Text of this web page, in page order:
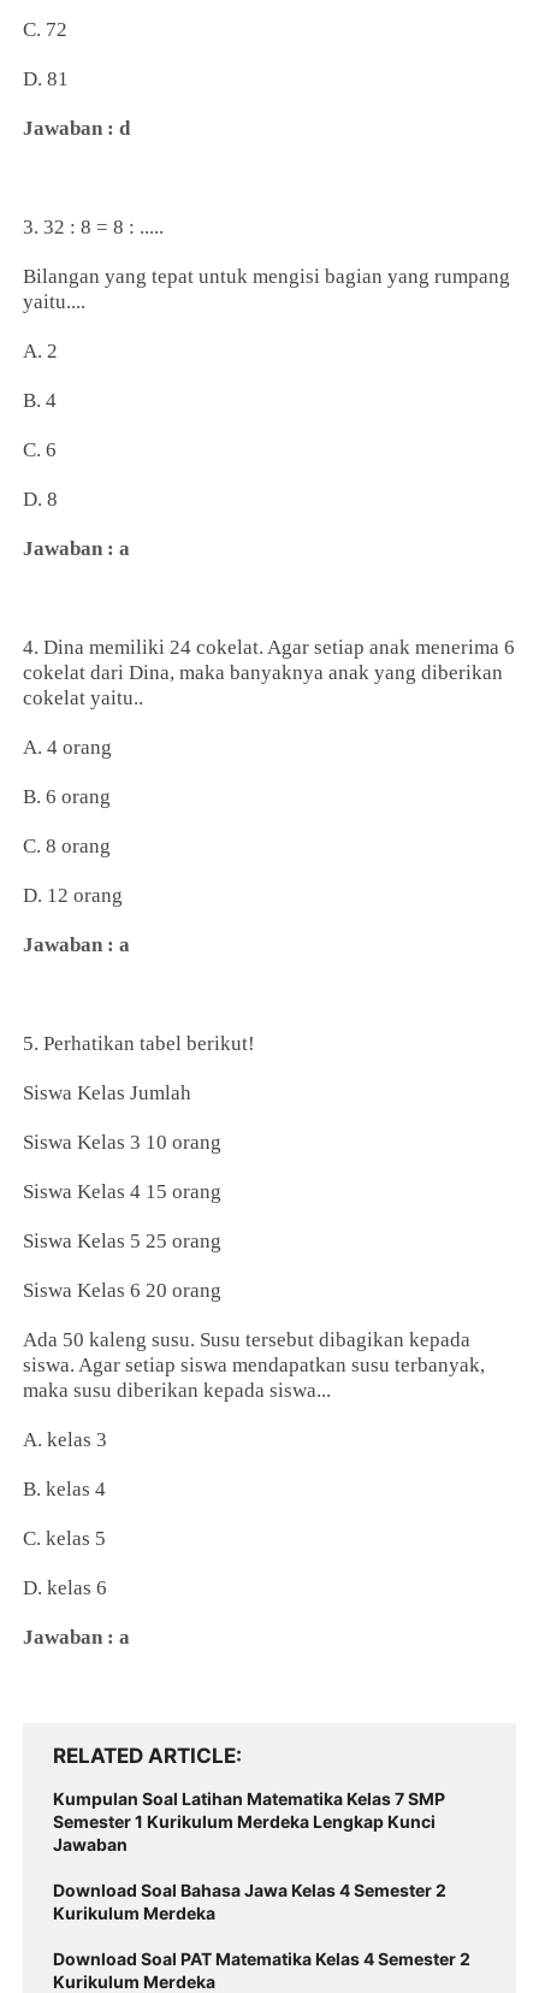
C. 72
D. 81
Jawaban : d
3. 32 : 8 = 8 : .....
Bilangan yang tepat untuk mengisi bagian yang rumpang
yaitu....
A. 2
B. 4
C. 6
D. 8
Jawaban : a
4. Dina memiliki 24 cokelat. Agar setiap anak menerima 6
cokelat dari Dina, maka banyaknya anak yang diberikan
cokelat yaitu..
A. 4 orang
B. 6 orang
C. 8 orang
D. 12 orang
Jawaban : a
5. Perhatikan tabel berikut!
Siswa Kelas Jumlah
Siswa Kelas 3 10 orang
Siswa Kelas 4 15 orang
Siswa Kelas 5 25 orang
Siswa Kelas 6 20 orang
Ada 50 kaleng susu. Susu tersebut dibagikan kepada
siswa. Agar setiap siswa mendapatkan susu terbanyak,
maka susu diberikan kepada siswa...
A. kelas 3
B. kelas 4
C. kelas 5
D. kelas 6
Jawaban : a
RELATED ARTICLE
Kumpulan Soal Latihan Matematika Kelas 7 SMP
Semester 1 Kurikulum Merdeka Lengkap Kunci
Jawaban
Download Soal Bahasa Jawa Kelas 4 Semester 2
Kurikulum Merdeka
Download Soal PAT Matematika Kelas 4 Semester 2
Kurikulum Merdeka